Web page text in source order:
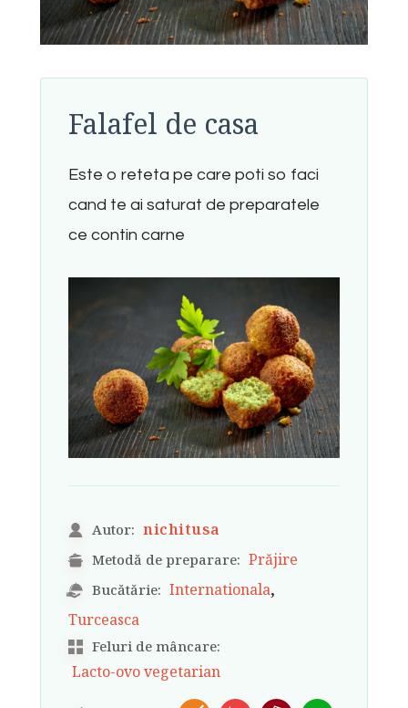
Falafel de casa
Este o reteta pe care poti so faci
cand te ai saturat de preparatele
ce contin carne
Autor: nichitusa
Metodă de preparare: Prăjire
Bucătărie: Internationala,
Turceasca
Feluri de mâncare:
Lacto-ovo vegetarian